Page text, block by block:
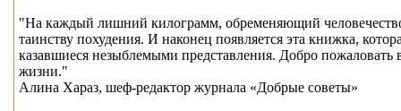
"На каждый лишний килограмм, обременяющий
таинству похудения. И наконец появляется эта книжка,
казавшиеся незыблемыми представления. Добро пожаловать
жизни."
Алина Хараз, шеф-редактор журнала «Добрые советы»